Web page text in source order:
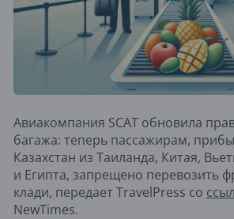
Авиакомпания SCAT обновила
багажа: теперь пассажирам,
Казахстан из Таиланда, Китая,
и Египта, запрещено перевозить
клади, передает TravelPress со
NewTimes.